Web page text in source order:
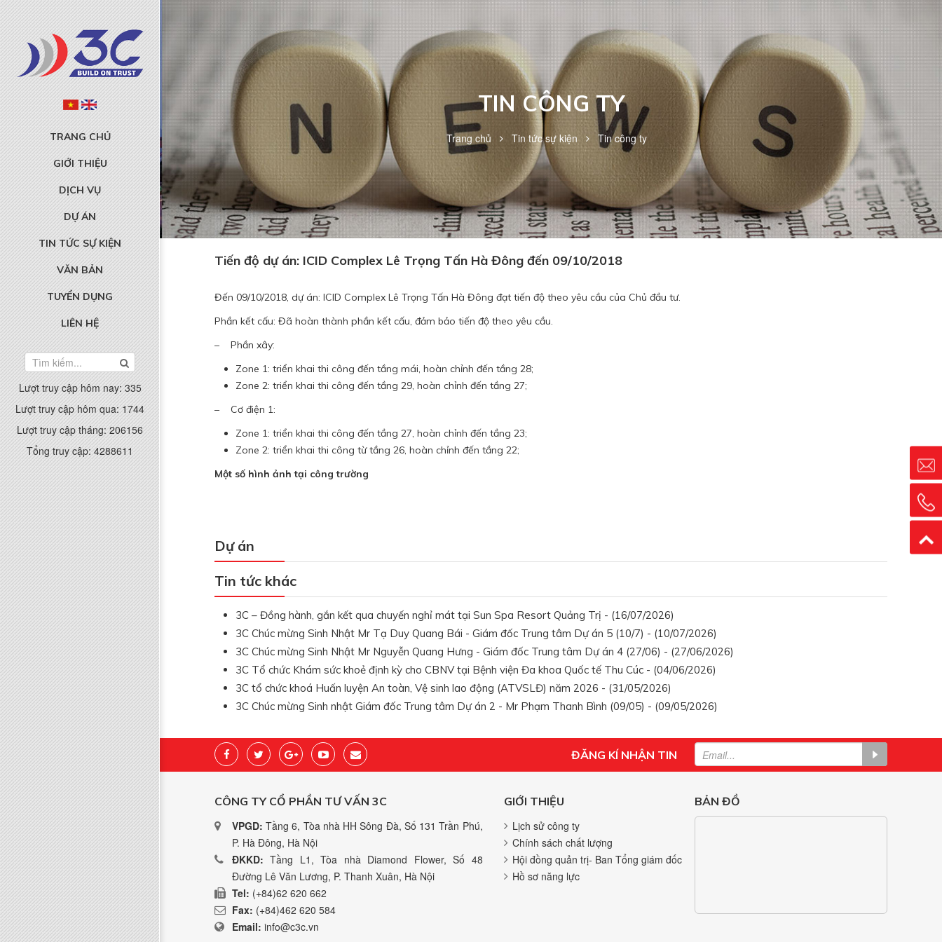
TRANG CHỦ
GIỚI THIỆU
DỊCH VỤ
DỰ ÁN
TIN TỨC SỰ KIỆN
VĂN BẢN
TUYỂN DỤNG
LIÊN HỆ
Lượt truy cập hôm nay: 335
Lượt truy cập hôm qua: 1744
Lượt truy cập tháng: 206156
Tổng truy cập: 4288611
TIN CÔNG TY
Trang chủ Tin tức sự kiện Tin công ty
Tiến độ dự án: ICID Complex Lê Trọng Tấn Hà Đông đến 09/10/2018
Đến 09/10/2018, dự án: ICID Complex Lê Trọng Tấn Hà Đông đạt tiến độ theo yêu cầu của Chủ đầu tư.
Phần kết cấu: Đã hoàn thành phần kết cấu, đảm bảo tiến độ theo yêu cầu.
– Phần xây:
Zone 1: triển khai thi công đến tầng mái, hoàn chỉnh đến tầng 28;
Zone 2: triển khai thi công đến tầng 29, hoàn chỉnh đến tầng 27;
– Cơ điện 1:
Zone 1: triển khai thi công đến tầng 27, hoàn chỉnh đến tầng 23;
Zone 2: triển khai thi công từ tầng 26, hoàn chỉnh đến tầng 22;
Một số hình ảnh tại công trường
Dự án
Tin tức khác
3C – Đồng hành, gắn kết qua chuyến nghỉ mát tại Sun Spa Resort Quảng Trị - (16/07/2026)
3C Chúc mừng Sinh Nhật Mr Tạ Duy Quang Bái - Giám đốc Trung tâm Dự án 5 (10/7) - (10/07/2026)
3C Chúc mừng Sinh Nhật Mr Nguyễn Quang Hưng - Giám đốc Trung tâm Dự án 4 (27/06) - (27/06/2026)
3C Tổ chức Khám sức khoẻ định kỳ cho CBNV tại Bệnh viện Đa khoa Quốc tế Thu Cúc - (04/06/2026)
3C tổ chức khoá Huấn luyện An toàn, Vệ sinh lao động (ATVSLĐ) năm 2026 - (31/05/2026)
3C Chúc mừng Sinh nhật Giám đốc Trung tâm Dự án 2 - Mr Phạm Thanh Bình (09/05) - (09/05/2026)
ĐĂNG KÍ NHẬN TIN
CÔNG TY CỔ PHẦN TƯ VẤN 3C
VPGD: Tầng 6, Tòa nhà HH Sông Đà, Số 131 Trần Phú,
P. Hà Đông, Hà Nội
ĐKKD: Tầng L1, Tòa nhà Diamond Flower, Số 48
Đường Lê Văn Lương, P. Thanh Xuân, Hà Nội
Tel: (+84)62 620 662
Fax: (+84)462 620 584
Email: info@c3c.vn
GIỚI THIỆU
Lịch sử công ty
Chính sách chất lượng
Hội đồng quản trị- Ban Tổng giám đốc
Hồ sơ năng lực
BẢN ĐỒ